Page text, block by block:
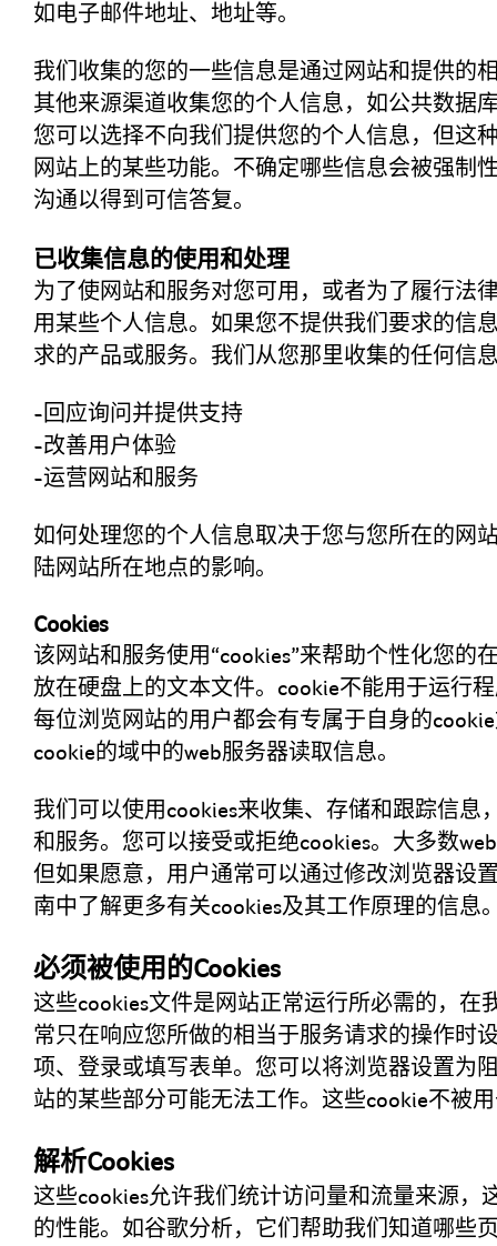
如电子邮件地址、地址等。
我们收集的您的一些信息是通过网站和提供的
其他来源渠道收集您的个人信息，如公共数据
您可以选择不向我们提供您的个人信息，但这
网站上的某些功能。不确定哪些信息会被强制
沟通以得到可信答复。
已收集信息的使用和处理
为了使网站和服务对您可用，或者为了履行法
用某些个人信息。如果您不提供我们要求的信
求的产品或服务。我们从您那里收集的任何信
-回应询问并提供支持
-改善用户体验
-运营网站和服务
如何处理您的个人信息取决于您与您所在的网
陆网站所在地点的影响。
Cookies
该网站和服务使用“cookies”来帮助个性化您的
放在硬盘上的文本文件。cookie不能用于运行
每位浏览网站的用户都会有专属于自身的
cookie的域中的web服务器读取信息。
我们可以使用cookies来收集、存储和跟踪信息
和服务。您可以接受或拒绝cookies。大多数
但如果愿意，用户通常可以通过修改浏览器设
南中了解更多有关cookies及其工作原理的信息
必须被使用的Cookies
这些cookies文件是网站正常运行所必需的，在
常只在响应您所做的相当于服务请求的操作时
项、登录或填写表单。您可以将浏览器设置为
站的某些部分可能无法工作。这些cookie不被
解析Cookies
这些cookies允许我们统计访问量和流量来源，
的性能。如谷歌分析，它们帮助我们知道哪些